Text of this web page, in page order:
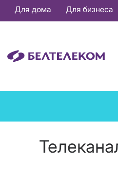
Основная
навигация
Для дома Для бизнеса